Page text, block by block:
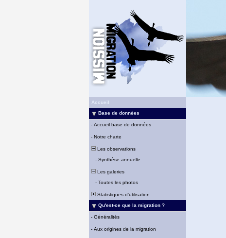
Accueil
Base de données
- Accueil base de données
- Notre charte
Les observations
- Synthèse annuelle
Les galeries
- Toutes les photos
Statistiques d'utilisation
Qu'est-ce que la migration ?
- Généralités
- Aux origines de la migration